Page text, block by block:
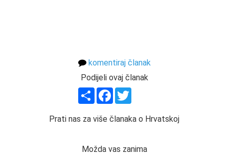
komentiraj članak
Podijeli ovaj članak
ShareFacebook
Prati nas za više članaka o Hrvatskoj
Možda vas zanima